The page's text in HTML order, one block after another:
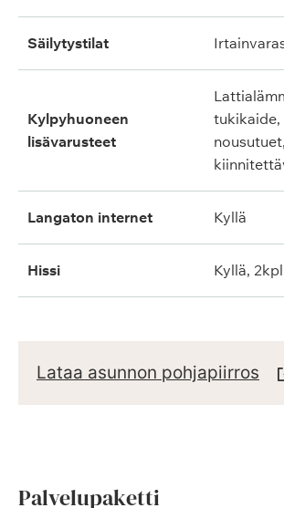
säilytystilat
kylpyhuoneen
lisävarusteet
lattialämmitys,
tukikaide,
langaton internet kyllä
hissi kyllä, 2kpl
Lataa asunnon pohjapiirros
Palvelupaketti